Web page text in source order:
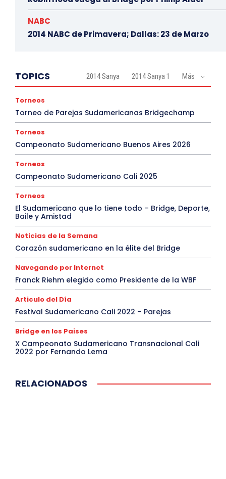
NABC
2014 NABC de Primavera; Dallas: 23 de Marzo
TOPICS 2014 Sanya 2014 Sanya 1 Más
Torneos
Torneo de Parejas Sudamericanas Bridgechamp
Torneos
Campeonato Sudamericano Buenos Aires 2026
Torneos
Campeonato Sudamericano Cali 2025
Torneos
El Sudamericano que lo tiene todo – Bridge, Deporte,
Baile y Amistad
Noticias de la Semana
Corazón sudamericano en la élite del Bridge
Navegando por Internet
Franck Riehm elegido como Presidente de la WBF
Articulo del Día
Festival Sudamericano Cali 2022 – Parejas
Bridge en los Paises
X Campeonato Sudamericano Transnacional Cali
2022 por Fernando Lema
RELACIONADOS